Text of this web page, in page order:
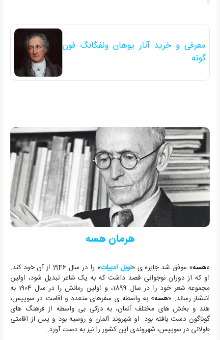
معرفی و خرید آثار یوهان ولفگانگ فون
گوته
هرمان هسه
«هسه» موفق شد جایزه ی «نوبل ادبیات
» را در سال 1946 از آن خود کند.
او که از دوران نوجوانی قصد داشت که به یک شاعر تبدیل شود، اولین
مجموعه شعر خود را در سال 1899، و اولین رمانش را در سال 1904 به
انتشار رساند. «هسه» به واسطه ی سفرهای متعدد و اقامت در سوییس،
هند و بخش های مختلف آلمان، به درکی بی واسطه از فرهنگ های
گوناگون دست یافته بود. او شهروند آلمان و روسیه بود و پس از اقامتی
طولانی در سوییس، شهروندی این کشور را نیز به دست آورد.